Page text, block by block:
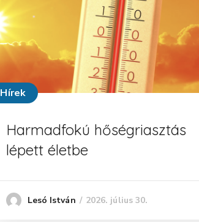
Hírek
Harmadfokú hőségriasztás
lépett életbe
Lesó István 2026. július 30.